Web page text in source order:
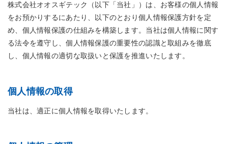
株式会社オオスギテック（以下「当社」）は、お客様の個人情報
をお預かりするにあたり、以下のとおり個人情報保護方針を定
め、個人情報保護の仕組みを構築します。当社は個人情報に関す
る法令を遵守し、個人情報保護の重要性の認識と取組みを徹底
し、個人情報の適切な取扱いと保護を推進いたします。
個人情報の取得
当社は、適正に個人情報を取得いたします。